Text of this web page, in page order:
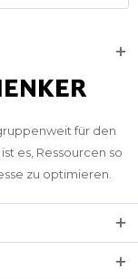
für den
es, Ressourcen so
zu optimieren.